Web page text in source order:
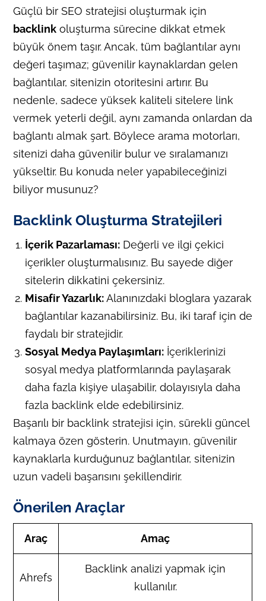
Güçlü bir SEO stratejisi oluşturmak için
backlink oluşturma sürecine dikkat etmek
büyük önem taşır. Ancak, tüm bağlantılar aynı
değeri taşımaz; güvenilir kaynaklardan gelen
bağlantılar, sitenizin otoritesini artırır. Bu
nedenle, sadece yüksek kaliteli sitelere link
vermek yeterli değil, aynı zamanda onlardan da
bağlantı almak şart. Böylece arama motorları,
sitenizi daha güvenilir bulur ve sıralamanızı
yükseltir. Bu konuda neler yapabileceğinizi
biliyor musunuz?
Backlink Oluşturma Stratejileri
İçerik Pazarlaması: Değerli ve ilgi çekici
içerikler oluşturmalısınız. Bu sayede diğer
sitelerin dikkatini çekersiniz.
Misafir Yazarlık:Alanınızdaki bloglara yazarak
bağlantılar kazanabilirsiniz. Bu, iki taraf için de
faydalı bir stratejidir.
Sosyal Medya Paylaşımları: İçeriklerinizi
sosyal medya platformlarında paylaşarak
daha fazla kişiye ulaşabilir, dolayısıyla daha
fazla backlink elde edebilirsiniz.
Başarılı bir backlink stratejisi için, sürekli güncel
kalmaya özen gösterin. Unutmayın, güvenilir
kaynaklarla kurduğunuz bağlantılar, sitenizin
uzun vadeli başarısını şekillendirir.
Önerilen Araçlar
Araç Amaç
Ahrefs
Backlink analizi yapmak için
kullanılır.